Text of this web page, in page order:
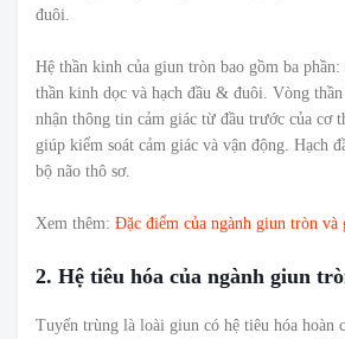
đuôi.
Hệ thần kinh của giun tròn bao gồm ba
thần kinh dọc và hạch đầu & đuôi. Vòng
nhận thông tin cảm giác từ đầu trước của cơ
giúp kiểm soát cảm giác và vận động. Hạch
bộ não thô sơ.
Xem thêm: Đặc điểm của ngành giun tròn và
2. Hệ tiêu hóa của ngành giun
Tuyến trùng là loài giun có hệ tiêu hóa hoàn